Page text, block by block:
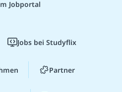
Jobportal
Jobs bei Studyflix
Partner